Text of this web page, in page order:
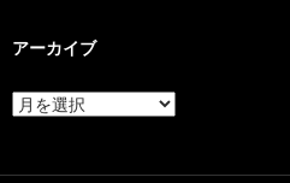
アーカイブ
ア
ー